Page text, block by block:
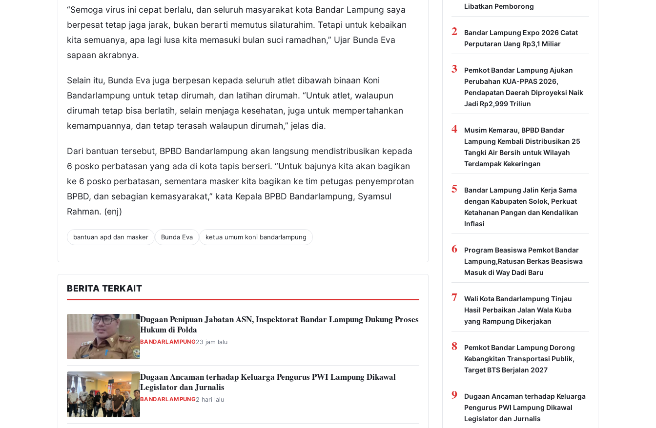
“Semoga virus ini cepat berlalu, dan seluruh masyarakat kota Bandar Lampung saya
berpesat tetap jaga jarak, bukan berarti memutus silaturahim. Tetapi untuk kebaikan
kita semuanya, apa lagi lusa kita memasuki bulan suci ramadhan,” Ujar Bunda Eva
sapaan akrabnya.
Selain itu, Bunda Eva juga berpesan kepada seluruh atlet dibawah binaan Koni
Bandarlampung untuk tetap dirumah, dan latihan dirumah. “Untuk atlet, walaupun
dirumah tetap bisa berlatih, selain menjaga kesehatan, juga untuk mempertahankan
kemampuannya, dan tetap terasah walaupun dirumah,” jelas dia.
Dari bantuan tersebut, BPBD Bandarlampung akan langsung mendistribusikan kepada
6 posko perbatasan yang ada di kota tapis berseri. “Untuk bajunya kita akan bagikan
ke 6 posko perbatasan, sementara masker kita bagikan ke tim petugas penyemprotan
BPBD, dan sebagian kemasyarakat,” kata Kepala BPBD Bandarlampung, Syamsul
Rahman. (enj)
bantuan apd dan masker Bunda Eva ketua umum koni bandarlampung
BERITA TERKAIT
Dugaan Penipuan Jabatan ASN, Inspektorat Bandar Lampung Dukung Proses
Hukum di Polda
BANDARLAMPUNG23 jam lalu
Dugaan Ancaman terhadap Keluarga Pengurus PWI Lampung Dikawal
Legislator dan Jurnalis
BANDARLAMPUNG2 hari lalu
Libatkan Pemborong
2
Bandar Lampung Expo 2026 Catat
Perputaran Uang Rp3,1 Miliar
3
Pemkot Bandar Lampung Ajukan
Perubahan KUA-PPAS 2026,
Pendapatan Daerah Diproyeksi Naik
Jadi Rp2,999 Triliun
4
Musim Kemarau, BPBD Bandar
Lampung Kembali Distribusikan 25
Tangki Air Bersih untuk Wilayah
Terdampak Kekeringan
5
Bandar Lampung Jalin Kerja Sama
dengan Kabupaten Solok, Perkuat
Ketahanan Pangan dan Kendalikan
Inflasi
6
Program Beasiswa Pemkot Bandar
Lampung,Ratusan Berkas Beasiswa
Masuk di Way Dadi Baru
7
Wali Kota Bandarlampung Tinjau
Hasil Perbaikan Jalan Wala Kuba
yang Rampung Dikerjakan
8
Pemkot Bandar Lampung Dorong
Kebangkitan Transportasi Publik,
Target BTS Berjalan 2027
9
Dugaan Ancaman terhadap Keluarga
Pengurus PWI Lampung Dikawal
Legislator dan Jurnalis